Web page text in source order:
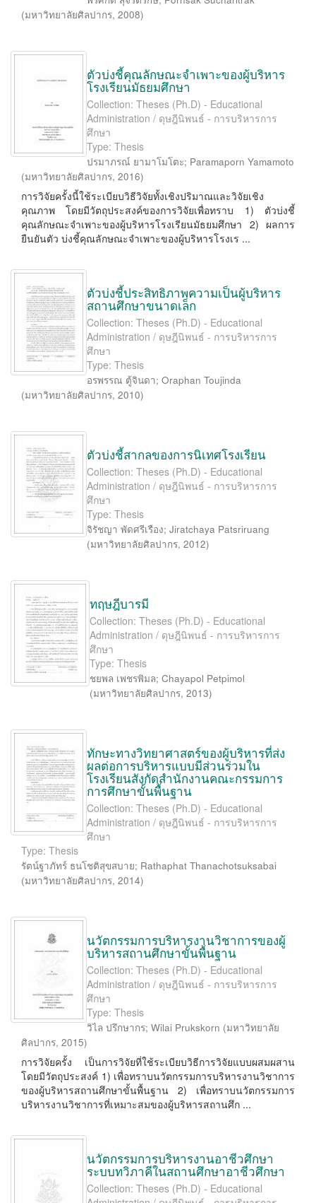
(มหาวิทยาลัยศิลปากร, 2008)
ตัวบ่งชี้คุณลักษณะจำเพาะของผู้บริหาร
โรงเรียนมัธยมศึกษา
Collection: Theses (Ph.D) - Educational
Administration / ดุษฎีนิพนธ์ - การบริหารการ
ศึกษา
Type: Thesis
ปรมาภรณ์ ยามาโมโตะ; Paramaporn Yamamoto
(มหาวิทยาลัยศิลปากร, 2016)
การวิจัยครั้งนี้ใช้ระเบียบวิธีวิจัยทั้งเชิงปริมาณและวิจัยเชิง
คุณภาพ โดยมีวัตถุประสงค์ของการวิจัยเพื่อทราบ 1) ตัวบ่งชี้
คุณลักษณะจำเพาะของผู้บริหารโรงเรียนมัธยมศึกษา 2) ผลการ
ยืนยันตัว บ่งชี้คุณลักษณะจำเพาะของผู้บริหารโรงเร ...
ตัวบ่งชี้ประสิทธิภาพความเป็นผู้บริหาร
สถานศึกษาขนาดเล็ก
Collection: Theses (Ph.D) - Educational
Administration / ดุษฎีนิพนธ์ - การบริหารการ
ศึกษา
Type: Thesis
อรพรรณ ตู้จินดา; Oraphan Toujinda
(มหาวิทยาลัยศิลปากร, 2010)
ตัวบ่งชี้สากลของการนิเทศโรงเรียน
Collection: Theses (Ph.D) - Educational
Administration / ดุษฎีนิพนธ์ - การบริหารการ
ศึกษา
Type: Thesis
จิรัชญา พัดศรีเรือง; Jiratchaya Patsriruang
(มหาวิทยาลัยศิลปากร, 2012)
ทฤษฎีบารมี
Collection: Theses (Ph.D) - Educational
Administration / ดุษฎีนิพนธ์ - การบริหารการ
ศึกษา
Type: Thesis
ชยพล เพชรพิมล; Chayapol Petpimol
(มหาวิทยาลัยศิลปากร, 2013)
ทักษะทางวิทยาศาสตร์ของผู้บริหารที่ส่ง
ผลต่อการบริหารแบบมีส่วนร่วมใน
โรงเรียนสังกัดสำนักงานคณะกรรมการ
การศึกษาขั้นพื้นฐาน
Collection: Theses (Ph.D) - Educational
Administration / ดุษฎีนิพนธ์ - การบริหารการ
ศึกษา
Type: Thesis
รัตน์ฐาภัทร์ ธนโชติสุขสบาย; Rathaphat Thanachotsuksabai
(มหาวิทยาลัยศิลปากร, 2014)
นวัตกรรมการบริหารงานวิชาการของผู้
บริหารสถานศึกษาขั้นพื้นฐาน
Collection: Theses (Ph.D) - Educational
Administration / ดุษฎีนิพนธ์ - การบริหารการ
ศึกษา
Type: Thesis
วิไล ปรึกษากร; Wilai Prukskorn (มหาวิทยาลัย
ศิลปากร, 2015)
การวิจัยครั้ง เป็นการวิจัยที่ใช้ระเบียบวิธีการวิจัยแบบผสมผสาน
โดยมีวัตถุประสงค์ 1) เพื่อทราบนวัตกรรมการบริหารงานวิชาการ
ของผู้บริหารสถานศึกษาขั้นพื้นฐาน 2) เพื่อทราบนวัตกรรมการ
บริหารงานวิชาการที่เหมาะสมของผู้บริหารสถานศึก ...
นวัตกรรมการบริหารงานอาชีวศึกษา
ระบบทวิภาคีในสถานศึกษาอาชีวศึกษา
Collection: Theses (Ph.D) - Educational